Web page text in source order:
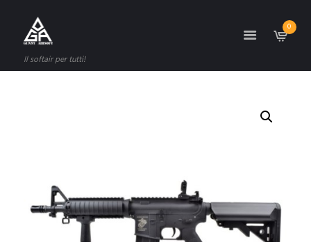
Il softair per tutti!
0